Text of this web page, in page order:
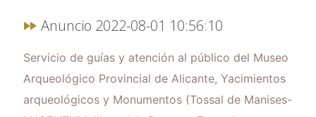
Anuncio 2022-08-01 10:56:10
Servicio de guías y atención al público del Museo
Arqueológico Provincial de Alicante, Yacimientos
arqueológicos y Monumentos (Tossal de Manises-